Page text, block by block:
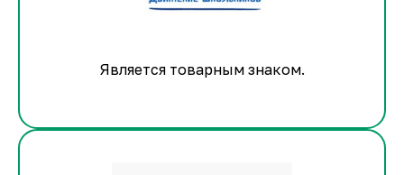
Является товарным знаком.